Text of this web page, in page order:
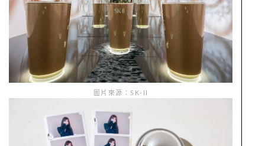
圖片來源：SK-II